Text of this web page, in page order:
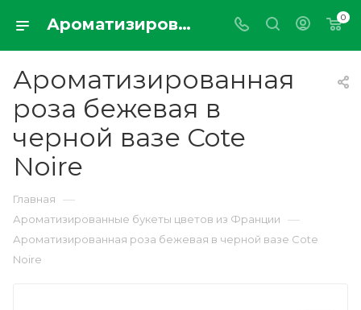
Ароматизированная роза бежевая в черной вазе Cote Noire 0
Ароматизированная
роза бежевая в
черной вазе Cote
Noire
Главная —
Ароматизированные букеты цветов из Франции —
Ароматизированная роза бежевая в черной вазе Cote
Noire